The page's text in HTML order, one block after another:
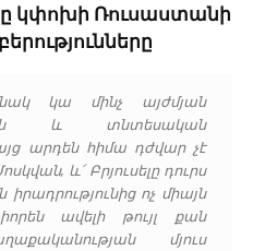
կփոխի Ռուսաստանի
կա մինչ այժմյան
և տնտեսական
արդեն հիմա դժվար չէ
և՛ Բրյուսելը դուրս
ոչ միայն
ավելի թույլ քան
մյուս